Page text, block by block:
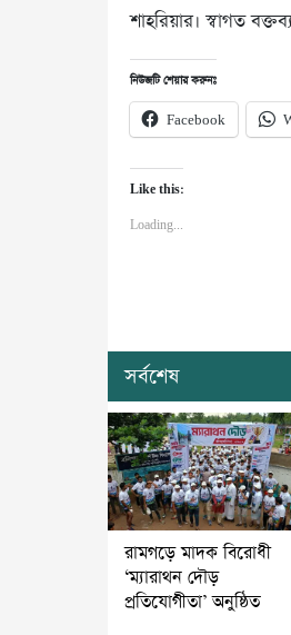
শাহরিয়ার। স্বাগত
নিউজটি শেয়ার করুনঃ
Facebook
Like this:
Loading...
সর্বশেষ
রামগড়ে মাদক বিরোধী
‘ম্যারাথন দৌড়
প্রতিযোগীতা’ অনুষ্ঠিত